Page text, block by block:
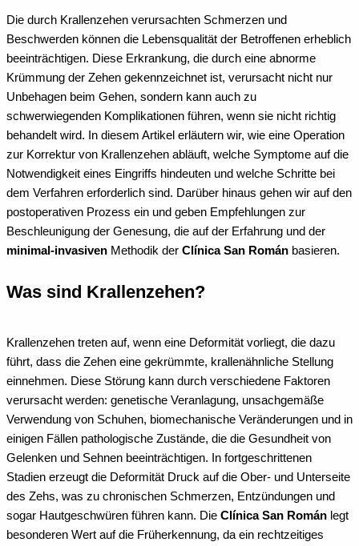
Die durch Krallenzehen verursachten Schmerzen und
Beschwerden können die Lebensqualität der Betroffenen erheblich
beeinträchtigen. Diese Erkrankung, die durch eine abnorme
Krümmung der Zehen gekennzeichnet ist, verursacht nicht nur
Unbehagen beim Gehen, sondern kann auch zu
schwerwiegenden Komplikationen führen, wenn sie nicht richtig
behandelt wird. In diesem Artikel erläutern wir, wie eine Operation
zur Korrektur von Krallenzehen abläuft, welche Symptome auf die
Notwendigkeit eines Eingriffs hindeuten und welche Schritte bei
dem Verfahren erforderlich sind. Darüber hinaus gehen wir auf den
postoperativen Prozess ein und geben Empfehlungen zur
Beschleunigung der Genesung, die auf der Erfahrung und der
minimal-invasiven Methodik der Clínica San Román basieren.
Was sind Krallenzehen?
Krallenzehen treten auf, wenn eine Deformität vorliegt, die dazu
führt, dass die Zehen eine gekrümmte, krallenähnliche Stellung
einnehmen. Diese Störung kann durch verschiedene Faktoren
verursacht werden: genetische Veranlagung, unsachgemäße
Verwendung von Schuhen, biomechanische Veränderungen und in
einigen Fällen pathologische Zustände, die die Gesundheit von
Gelenken und Sehnen beeinträchtigen. In fortgeschrittenen
Stadien erzeugt die Deformität Druck auf die Ober- und Unterseite
des Zehs, was zu chronischen Schmerzen, Entzündungen und
sogar Hautgeschwüren führen kann. Die Clínica San Román legt
besonderen Wert auf die Früherkennung, da ein rechtzeitiges